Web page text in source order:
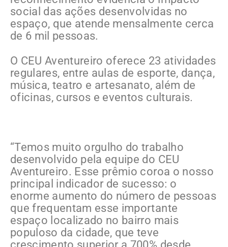
social das ações desenvolvidas no
espaço, que atende mensalmente cerca
de 6 mil pessoas.
O CEU Aventureiro oferece 23 atividades
regulares, entre aulas de esporte, dança,
música, teatro e artesanato, além de
oficinas, cursos e eventos culturais.
“Temos muito orgulho do trabalho
desenvolvido pela equipe do CEU
Aventureiro. Esse prêmio coroa o nosso
principal indicador de sucesso: o
enorme aumento do número de pessoas
que frequentam esse importante
espaço localizado no bairro mais
populoso da cidade, que teve